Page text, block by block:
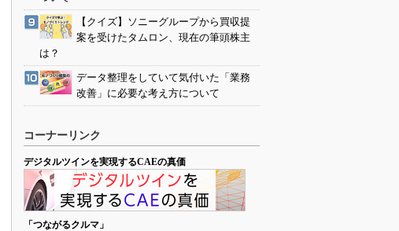
【クイズ】ソニーグループから買収提
案を受けたタムロン、現在の筆頭株主
は？
データ整理をしていて気付いた「業務
改善」に必要な考え方について
コーナーリンク
デジタルツインを実現するCAEの真価
「つながるクルマ」